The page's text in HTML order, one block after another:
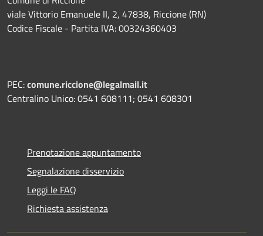
viale Vittorio Emanuele II, 2, 47838, Riccione (RN)
Codice Fiscale - Partita IVA: 00324360403
PEC:comune.riccione@legalmail.it
Centralino Unico: 0541 608111; 0541 608301
Prenotazione appuntamento
Segnalazione disservizio
Leggi le FAQ
Richiesta assistenza